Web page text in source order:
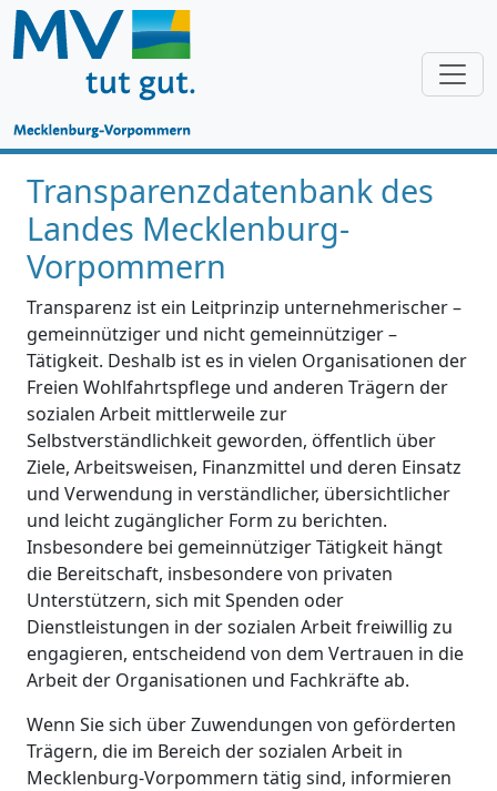
Transparenzdatenbank des
Landes Mecklenburg-
Vorpommern
Transparenz ist ein Leitprinzip unternehmerischer –
gemeinnütziger und nicht gemeinnütziger –
Tätigkeit. Deshalb ist es in vielen Organisationen der
Freien Wohlfahrtspflege und anderen Trägern der
sozialen Arbeit mittlerweile zur
Selbstverständlichkeit geworden, öffentlich über
Ziele, Arbeitsweisen, Finanzmittel und deren Einsatz
und Verwendung in verständlicher, übersichtlicher
und leicht zugänglicher Form zu berichten.
Insbesondere bei gemeinnütziger Tätigkeit hängt
die Bereitschaft, insbesondere von privaten
Unterstützern, sich mit Spenden oder
Dienstleistungen in der sozialen Arbeit freiwillig zu
engagieren, entscheidend von dem Vertrauen in die
Arbeit der Organisationen und Fachkräfte ab.
Wenn Sie sich über Zuwendungen von geförderten
Trägern, die im Bereich der sozialen Arbeit in
Mecklenburg-Vorpommern tätig sind, informieren